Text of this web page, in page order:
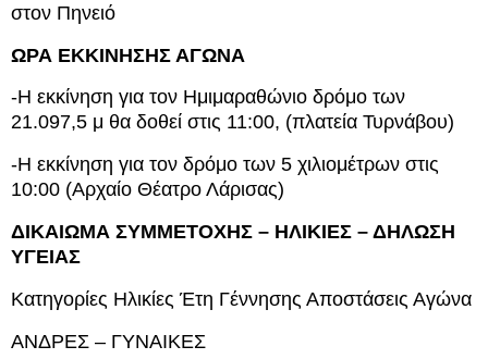
στον Πηνειό
ΩΡΑ ΕΚΚΙΝΗΣΗΣ ΑΓΩΝΑ
-Η εκκίνηση για τον Hμιμαραθώνιο δρόμο των
21.097,5 μ θα δοθεί στις 11:00, (πλατεία Τυρνάβου)
-Η εκκίνηση για τον δρόμο των 5 χιλιομέτρων στις
10:00 (Αρχαίο Θέατρο Λάρισας)
ΔΙΚΑΙΩΜΑ ΣΥΜΜΕΤΟΧΗΣ – ΗΛΙΚΙΕΣ – ΔΗΛΩΣΗ
ΥΓΕΙΑΣ
Κατηγορίες Ηλικίες Έτη Γέννησης Αποστάσεις Αγώνα
ΑΝΔΡΕΣ – ΓΥΝΑΙΚΕΣ